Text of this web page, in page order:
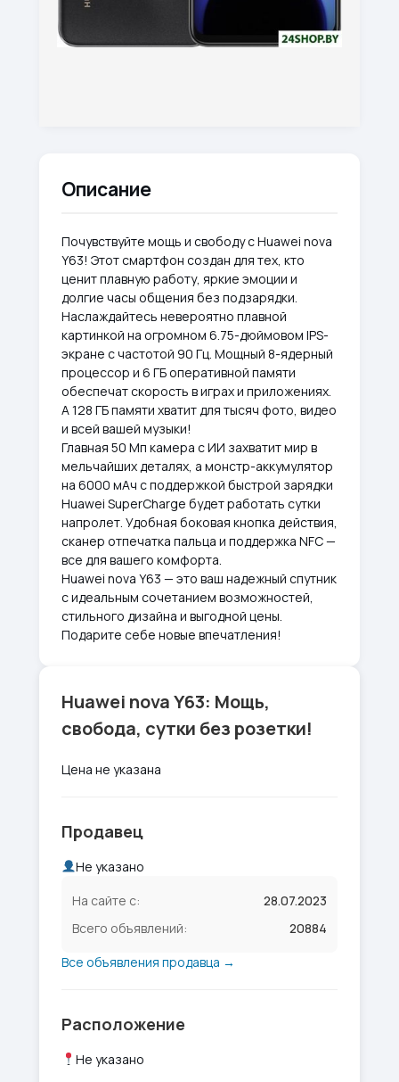
Описание
Почувствуйте мощь и свободу с Huawei nova
Y63! Этот смартфон создан для тех, кто
ценит плавную работу, яркие эмоции и
долгие часы общения без подзарядки.
Наслаждайтесь невероятно плавной
картинкой на огромном 6.75-дюймовом IPS-
экране с частотой 90 Гц. Мощный 8-ядерный
процессор и 6 ГБ оперативной памяти
обеспечат скорость в играх и приложениях.
А 128 ГБ памяти хватит для тысяч фото, видео
и всей вашей музыки!
Главная 50 Мп камера с ИИ захватит мир в
мельчайших деталях, а монстр-аккумулятор
на 6000 мАч с поддержкой быстрой зарядки
Huawei SuperCharge будет работать сутки
напролет. Удобная боковая кнопка действия,
сканер отпечатка пальца и поддержка NFC —
все для вашего комфорта.
Huawei nova Y63 — это ваш надежный спутник
с идеальным сочетанием возможностей,
стильного дизайна и выгодной цены.
Подарите себе новые впечатления!
Huawei nova Y63: Мощь,
свобода, сутки без розетки!
Цена не указана
Продавец
Не указано
На сайте с:
28.07.2023
Всего объявлений:
20884
Все объявления продавца →
Расположение
Не указано